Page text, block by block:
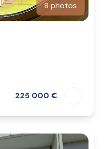
8 photos
225 000 €